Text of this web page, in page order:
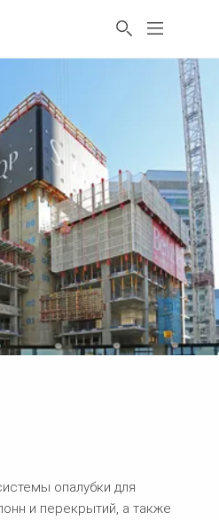
опалубки для
и перекрытий, а также